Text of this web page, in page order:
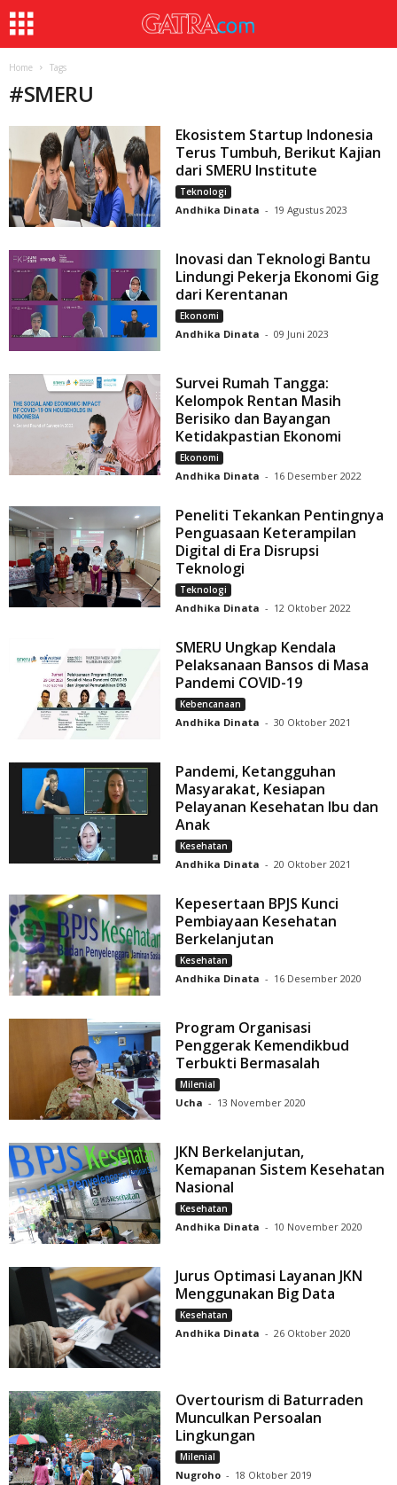
Home Tags
#SMERU
Ekosistem Startup Indonesia
Terus Tumbuh, Berikut Kajian
dari SMERU Institute
Teknologi
Andhika Dinata - 19 Agustus 2023
Inovasi dan Teknologi Bantu
Lindungi Pekerja Ekonomi Gig
dari Kerentanan
Ekonomi
Andhika Dinata - 09 Juni 2023
Survei Rumah Tangga:
Kelompok Rentan Masih
Berisiko dan Bayangan
Ketidakpastian Ekonomi
Ekonomi
Andhika Dinata - 16 Desember 2022
Peneliti Tekankan Pentingnya
Penguasaan Keterampilan
Digital di Era Disrupsi
Teknologi
Teknologi
Andhika Dinata - 12 Oktober 2022
SMERU Ungkap Kendala
Pelaksanaan Bansos di Masa
Pandemi COVID-19
Kebencanaan
Andhika Dinata - 30 Oktober 2021
Pandemi, Ketangguhan
Masyarakat, Kesiapan
Pelayanan Kesehatan Ibu dan
Anak
Kesehatan
Andhika Dinata - 20 Oktober 2021
Kepesertaan BPJS Kunci
Pembiayaan Kesehatan
Berkelanjutan
Kesehatan
Andhika Dinata - 16 Desember 2020
Program Organisasi
Penggerak Kemendikbud
Terbukti Bermasalah
Milenial
Ucha - 13 November 2020
JKN Berkelanjutan,
Kemapanan Sistem Kesehatan
Nasional
Kesehatan
Andhika Dinata - 10 November 2020
Jurus Optimasi Layanan JKN
Menggunakan Big Data
Kesehatan
Andhika Dinata - 26 Oktober 2020
Overtourism di Baturraden
Munculkan Persoalan
Lingkungan
Milenial
Nugroho - 18 Oktober 2019